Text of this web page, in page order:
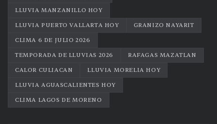
LLUVIA MANZANILLO HOY
LLUVIA PUERTO VALLARTA HOY
GRANIZO NAYARIT
CLIMA 6 DE JULIO 2026
TEMPORADA DE LLUVIAS 2026
RAFAGAS MAZATLAN
CALOR CULIACAN
LLUVIA MORELIA HOY
LLUVIA AGUASCALIENTES HOY
CLIMA LAGOS DE MORENO